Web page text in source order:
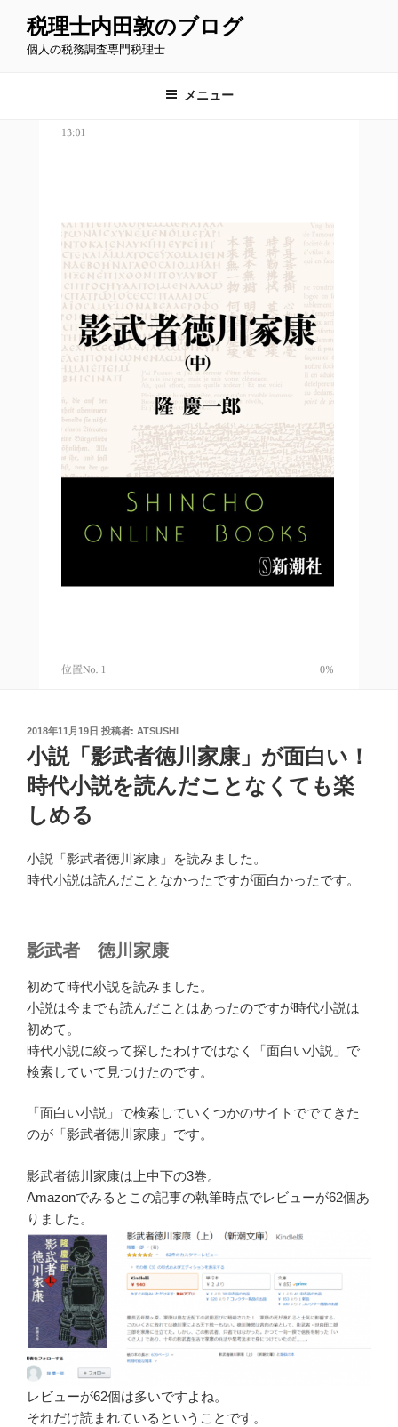
税理士内田敦のブログ
個人の税務調査専門税理士
メニュー
投
日:
2018年11月19日 投稿者: ATSUSHI
小説「影武者徳川家康」が面白い！
時代小説を読んだことなくても楽
しめる
小説「影武者徳川家康」を読みました。
時代小説は読んだことなかったですが面白かったです。
影武者 徳川家康
初めて時代小説を読みました。
小説は今までも読んだことはあったのですが時代小説は
初めて。
時代小説に絞って探したわけではなく「面白い小説」で
検索していて見つけたのです。
「面白い小説」で検索していくつかのサイトででてきた
のが「影武者徳川家康」です。
影武者徳川家康は上中下の3巻。
Amazonでみるとこの記事の執筆時点でレビューが62個あ
りました。
レビューが62個は多いですよね。
それだけ読まれているということです。